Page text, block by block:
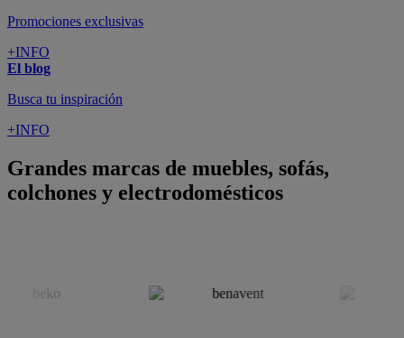
Promociones exclusivas
+INFO
El blog
Busca tu inspiración
+INFO
Grandes marcas de muebles, sofás,
colchones y electrodomésticos